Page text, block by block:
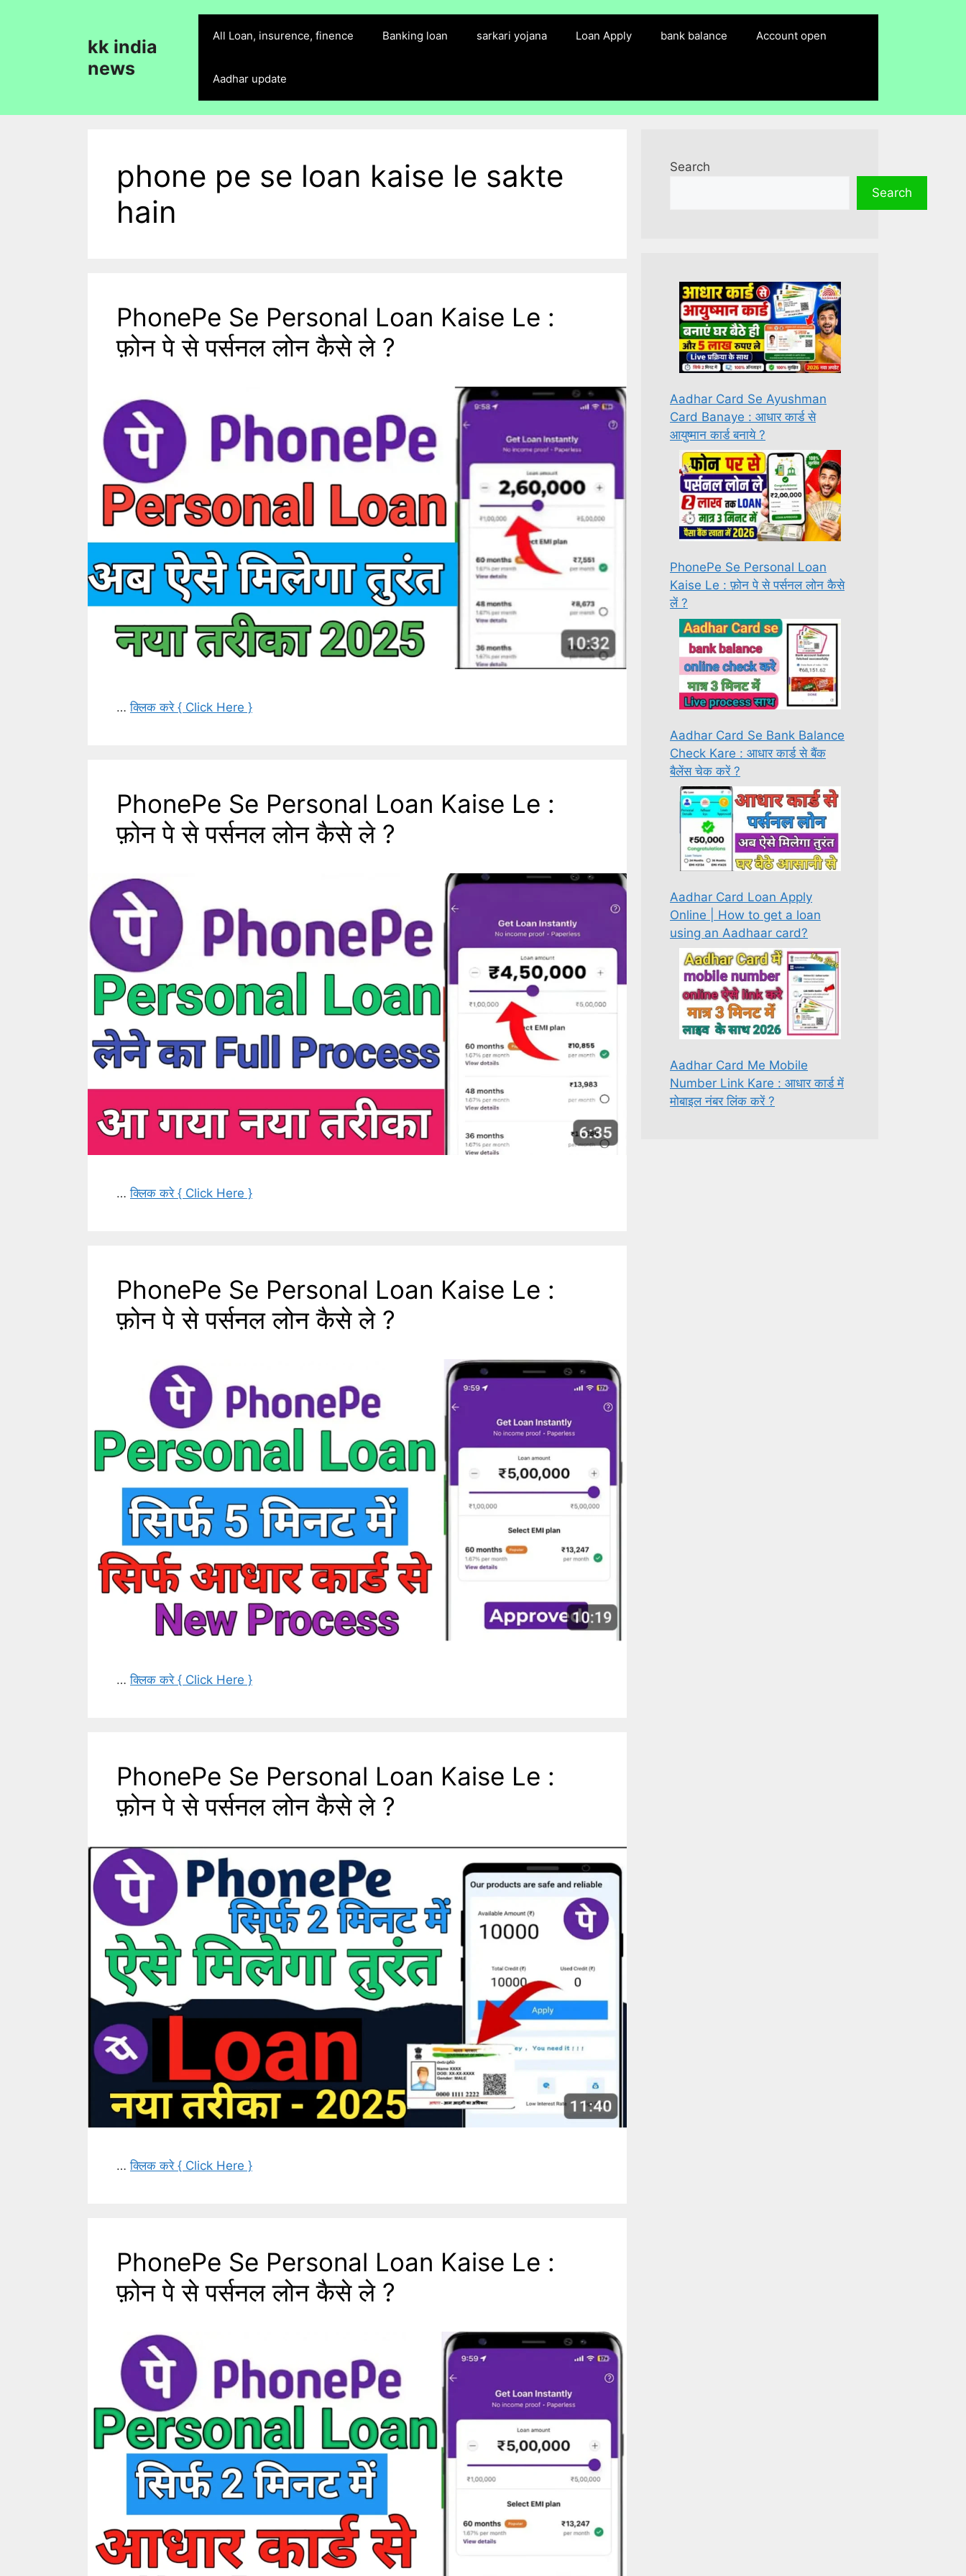
kk india
news
All Loan, insurence, finence Banking loan sarkari yojana Loan Apply bank balance Account open
Aadhar update
phone pe se loan kaise le sakte
hain
PhonePe Se Personal Loan Kaise Le :
फ़ोन पे से पर्सनल लोन कैसे ले ?
…क्लिक करे { Click Here }
PhonePe Se Personal Loan Kaise Le :
फ़ोन पे से पर्सनल लोन कैसे ले ?
…क्लिक करे { Click Here }
PhonePe Se Personal Loan Kaise Le :
फ़ोन पे से पर्सनल लोन कैसे ले ?
…क्लिक करे { Click Here }
PhonePe Se Personal Loan Kaise Le :
फ़ोन पे से पर्सनल लोन कैसे ले ?
…क्लिक करे { Click Here }
PhonePe Se Personal Loan Kaise Le :
फ़ोन पे से पर्सनल लोन कैसे ले ?
Search
Search
Aadhar Card Se Ayushman
Card Banaye : आधार कार्ड से
आयुष्मान कार्ड बनाये ?
PhonePe Se Personal Loan
Kaise Le : फ़ोन पे से पर्सनल लोन कैसे
लें ?
Aadhar Card Se Bank Balance
Check Kare : आधार कार्ड से बैंक
बैलेंस चेक करें ?
Aadhar Card Loan Apply
Online | How to get a loan
using an Aadhaar card?
Aadhar Card Me Mobile
Number Link Kare : आधार कार्ड में
मोबाइल नंबर लिंक करें ?